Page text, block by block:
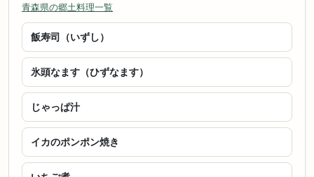
青森県の郷土料理一覧
飯寿司（いずし）
氷頭なます（ひずなます）
じゃっぱ汁
イカのポンポン焼き